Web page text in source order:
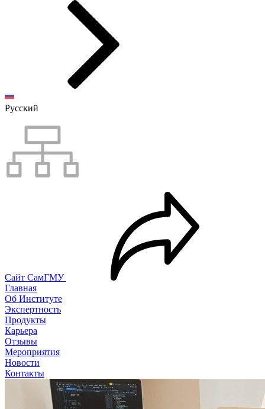
Русский
Сайт СамГМУ
Главная
Об Институте
Экспертность
Продукты
Карьера
Отзывы
Мероприятия
Новости
Контакты